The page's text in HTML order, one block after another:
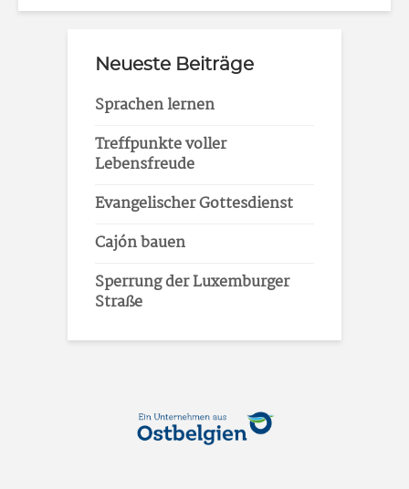
Neueste Beiträge
Sprachen lernen
Treffpunkte voller
Lebensfreude
Evangelischer Gottesdienst
Cajón bauen
Sperrung der Luxemburger
Straße